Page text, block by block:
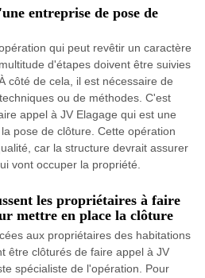
entreprise de pose de
qui peut revêtir un caractère
d'étapes doivent être suivies
côté de cela, il est nécessaire de
ou de méthodes. C'est
appel à JV Elagage qui est une
pose de clôture. Cette opération
car la structure devrait assurer
vont occuper la propriété.
les propriétaires à faire
mettre en place la clôture
aux propriétaires des habitations
être clôturés de faire appel à JV
spécialiste de l'opération. Pour